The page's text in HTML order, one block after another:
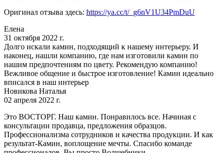
Оригинал отзыва здесь: https://ya.cc/t/_g6nV1U34PmDuU
Елена
31 октября 2022 г.
Долго искали камин, подходящий к нашему интерьеру. И
наконец, нашли компанию, где нам изготовили камин по
нашим предпочтениям по цвету. Рекомендую компанию!
Вежливое общение и быстрое изготовление! Камин идеально
вписался в наш интерьер
Новикова Наталья
02 апреля 2022 г.
Это ВОСТОРГ. Наш камин. Понравилось все. Начиная с
консультации продавца, предложения образцов.
Профессионализма сотрудников и качества продукции. И как
результат-Камин, воплощение мечты. Спасибо команде